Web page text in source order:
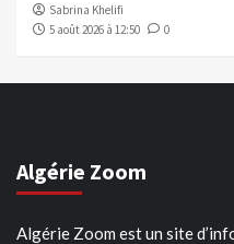
Sabrina Khelifi
5 août 2026 à 12:50
0
Algérie Zoom
Algérie Zoom est un site